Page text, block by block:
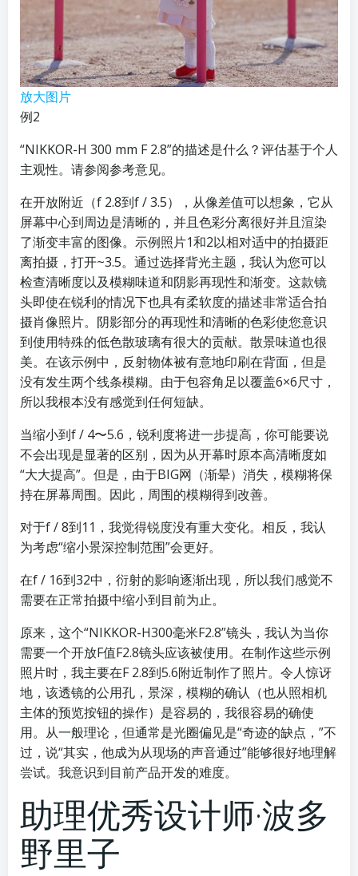
放大图片
例2
“NIKKOR-H 300 mm F 2.8”的描述是什么？评估基于个人
主观性。请参阅参考意见。
在开放附近（f 2.8到f / 3.5），从像差值可以想象，它从
屏幕中心到周边是清晰的，并且色彩分离很好并且渲染
了渐变丰富的图像。示例照片1和2以相对适中的拍摄距
离拍摄，打开~3.5。通过选择背光主题，我认为您可以
检查清晰度以及模糊味道和阴影再现性和渐变。这款镜
头即使在锐利的情况下也具有柔软度的描述非常适合拍
摄肖像照片。阴影部分的再现性和清晰的色彩使您意识
到使用特殊的低色散玻璃有很大的贡献。散景味道也很
美。在该示例中，反射物体被有意地印刷在背面，但是
没有发生两个线条模糊。由于包容角足以覆盖6×6尺寸，
所以我根本没有感觉到任何短缺。
当缩小到f / 4〜5.6，锐利度将进一步提高，你可能要说
不会出现是显著的区别，因为从开幕时原本高清晰度如
“大大提高”。但是，由于BIG网（渐晕）消失，模糊将保
持在屏幕周围。因此，周围的模糊得到改善。
对于f / 8到11，我觉得锐度没有重大变化。相反，我认
为考虑“缩小景深控制范围”会更好。
在f / 16到32中，衍射的影响逐渐出现，所以我们感觉不
需要在正常拍摄中缩小到目前为止。
原来，这个“NIKKOR-H300毫米F2.8”镜头，我认为当你
需要一个开放F值F2.8镜头应该被使用。在制作这些示例
照片时，我主要在F 2.8到5.6附近制作了照片。令人惊讶
地，该透镜的公用孔，景深，模糊的确认（也从照相机
主体的预览按钮的操作）是容易的，我很容易的确使
用。从一般理论，但通常是光圈偏见是“奇迹的缺点，”不
过，说“其实，他成为从现场的声音通过”能够很好地理解
尝试。我意识到目前产品开发的难度。
助理优秀设计师·波多
野里子